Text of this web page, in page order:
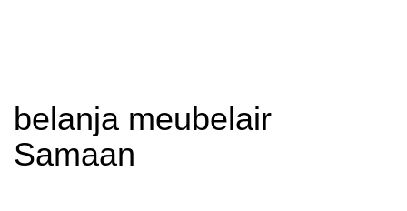
belanja meubelair
Samaan